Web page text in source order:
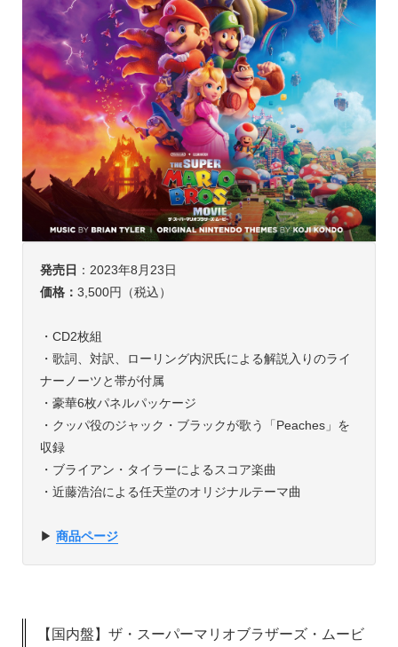
発売日 ：2023年8月23日
価格： 3,500円（税込）
・CD2枚組
・歌詞、対訳、ローリング内沢氏による解説入りのライ
ナーノーツと帯が付属
・豪華6枚パネルパッケージ
・クッパ役のジャック・ブラックが歌う「Peaches」を
収録
・ブライアン・タイラーによるスコア楽曲
・近藤浩治による任天堂のオリジナルテーマ曲
▶︎ 商品ページ
【国内盤】ザ・スーパーマリオブラザーズ・ムービ